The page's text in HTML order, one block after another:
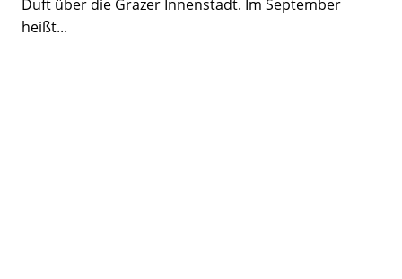
Duft über die Grazer Innenstadt. Im September
heißt...